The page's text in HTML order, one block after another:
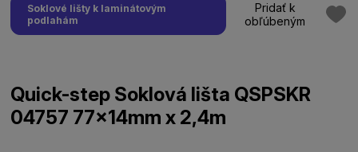
Soklové lišty k laminátovým
podlahám
Pridať k
obľúbeným
Quick-step Soklová lišta QSPSKR
04757 77x14mm x 2,4m